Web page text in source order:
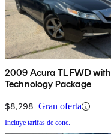
2009 Acura TL FWD with
Technology Package
$8,298 Gran oferta
Incluye tarifas de conc.